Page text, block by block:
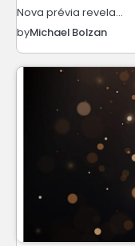
Nova prévia revela…
byMichael Bolzan